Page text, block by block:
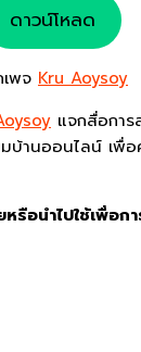
ดาวน์โหลด
พจ Kru Aoysoy
แจกสื่อกา
บ้านออนไลน์ เพื่อ
รือนำไปใช้เพื่อ